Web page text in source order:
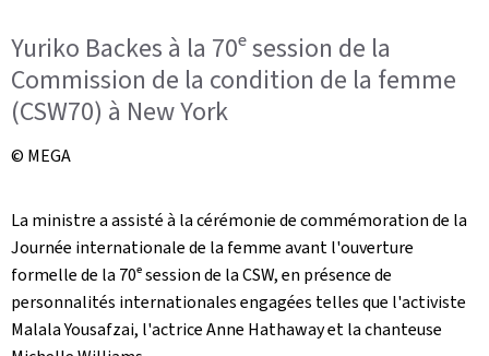
Yuriko Backes à la 70ᵉ session de la
Commission de la condition de la femme
(CSW70) à New York
© MEGA
La ministre a assisté à la cérémonie de commémoration de la
Journée internationale de la femme avant l'ouverture
formelle de la 70ᵉ session de la CSW, en présence de
personnalités internationales engagées telles que l'activiste
Malala Yousafzai, l'actrice Anne Hathaway et la chanteuse